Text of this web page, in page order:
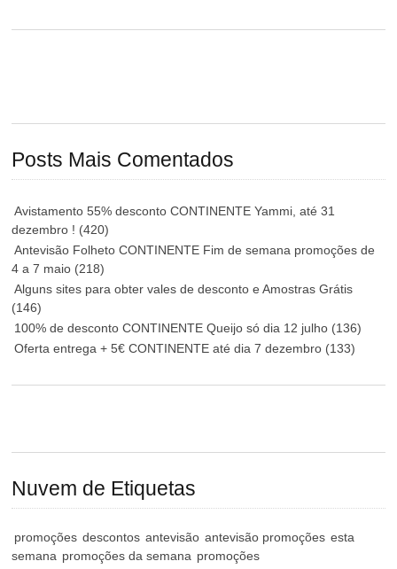
Posts Mais Comentados
Avistamento 55% desconto CONTINENTE Yammi, até 31
dezembro ! (420)
Antevisão Folheto CONTINENTE Fim de semana promoções de
4 a 7 maio (218)
Alguns sites para obter vales de desconto e Amostras Grátis
(146)
100% de desconto CONTINENTE Queijo só dia 12 julho (136)
Oferta entrega + 5€ CONTINENTE até dia 7 dezembro (133)
Nuvem de Etiquetas
promoções descontos antevisão antevisão promoções esta
semana promoções da semana promoções